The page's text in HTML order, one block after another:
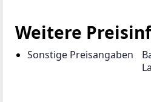
Weitere
Sonstige Preisangaben